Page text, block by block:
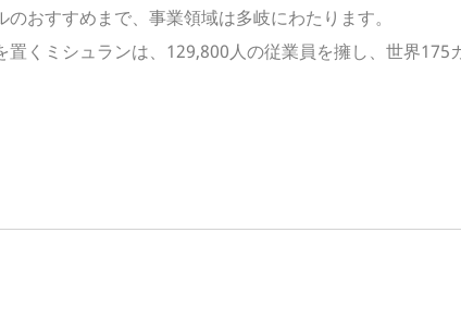
おすすめまで、事業領域は多岐にわたります。
くミシュランは、129,800人の従業員を擁し、世界175